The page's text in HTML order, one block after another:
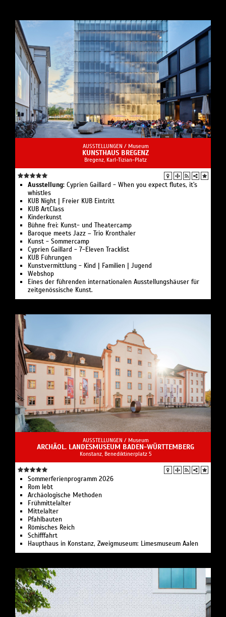
AUSSTELLUNGEN / Museum
KUNSTHAUS BREGENZ
Bregenz, Karl-Tizian-Platz
Ausstellung: Cyprien Gaillard - When you expect flutes, it's
whistles
KUB Night | Freier KUB Eintritt
KUB ArtClass
Kinderkunst
Bühne frei: Kunst- und Theatercamp
Baroque meets Jazz – Trio Kronthaler
Kunst - Sommercamp
Cyprien Gaillard - 7-Eleven Tracklist
KUB Führungen
Kunstvermittlung - Kind | Familien | Jugend
Webshop
Eines der führenden internationalen Ausstellungshäuser für
zeitgenössische Kunst.
AUSSTELLUNGEN / Museum
ARCHÄOL. LANDESMUSEUM BADEN-WÜRTTEMBERG
Konstanz, Benediktinerplatz 5
Sommerferienprogramm 2026
Rom lebt
Archäologische Methoden
Frühmittelalter
Mittelalter
Pfahlbauten
Römisches Reich
Schifffahrt
Haupthaus in Konstanz, Zweigmuseum: Limesmuseum Aalen